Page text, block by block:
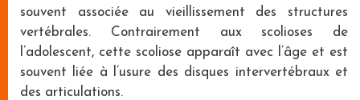
souvent associée au vieillissement des structures
vertébrales. Contrairement aux scolioses de
l’adolescent, cette scoliose apparaît avec l’âge et est
souvent liée à l’usure des disques intervertébraux et
des articulations.